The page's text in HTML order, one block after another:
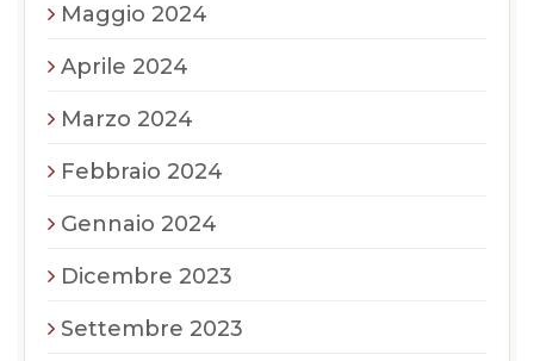
Maggio 2024
Aprile 2024
Marzo 2024
Febbraio 2024
Gennaio 2024
Dicembre 2023
Settembre 2023